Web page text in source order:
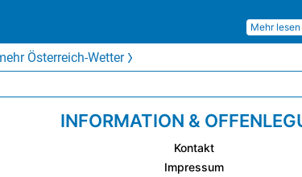
Mehr lesen
Österreich-Wetter
INFORMATION &
Kontakt
Impressum